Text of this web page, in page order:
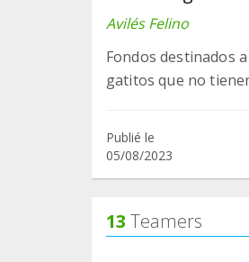
Avilés Felino
Fondos destinados
gatitos que no
Publié le
05/08/2023
13 Teamers